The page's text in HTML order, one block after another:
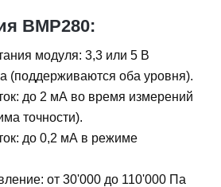
BMP280:
модуля: 3,3 или 5 В
(поддерживаются оба уровня).
до 2 мА во время измерений
точности).
до 0,2 мА в режиме
от 30'000 до 110'000 Па